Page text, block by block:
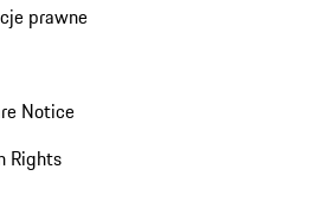
prawne
Notice
Rights